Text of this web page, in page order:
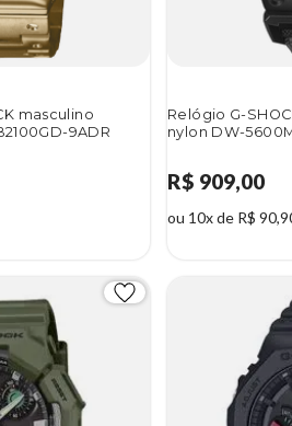
masculino
9ADR
Relógio G-
nylon DW-
R$ 909,00
ou 10x de R$